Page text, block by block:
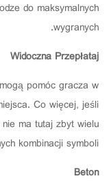
do maksymalnych
wygranych.
Widoczna Przepłataj
pomóc gracza w
Co więcej, jeśli
ma tutaj zbyt wielu
kombinacji symboli.
Beton